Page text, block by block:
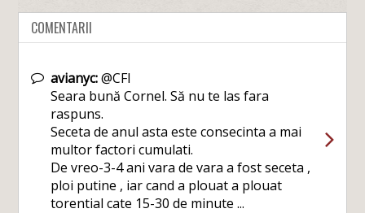
COMENTARII
avianyc:@CFI
Seara bună Cornel. Să nu te las fara
raspuns.
Seceta de anul asta este consecinta a mai
multor factori cumulati.
De vreo-3-4 ani vara de vara a fost seceta ,
ploi putine , iar cand a plouat a plouat
torential cate 15-30 de minute ...